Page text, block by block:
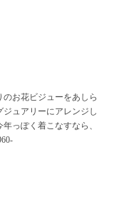
お花ビジューをあしら
ュアリーにアレンジし
っぽく着こなすなら、